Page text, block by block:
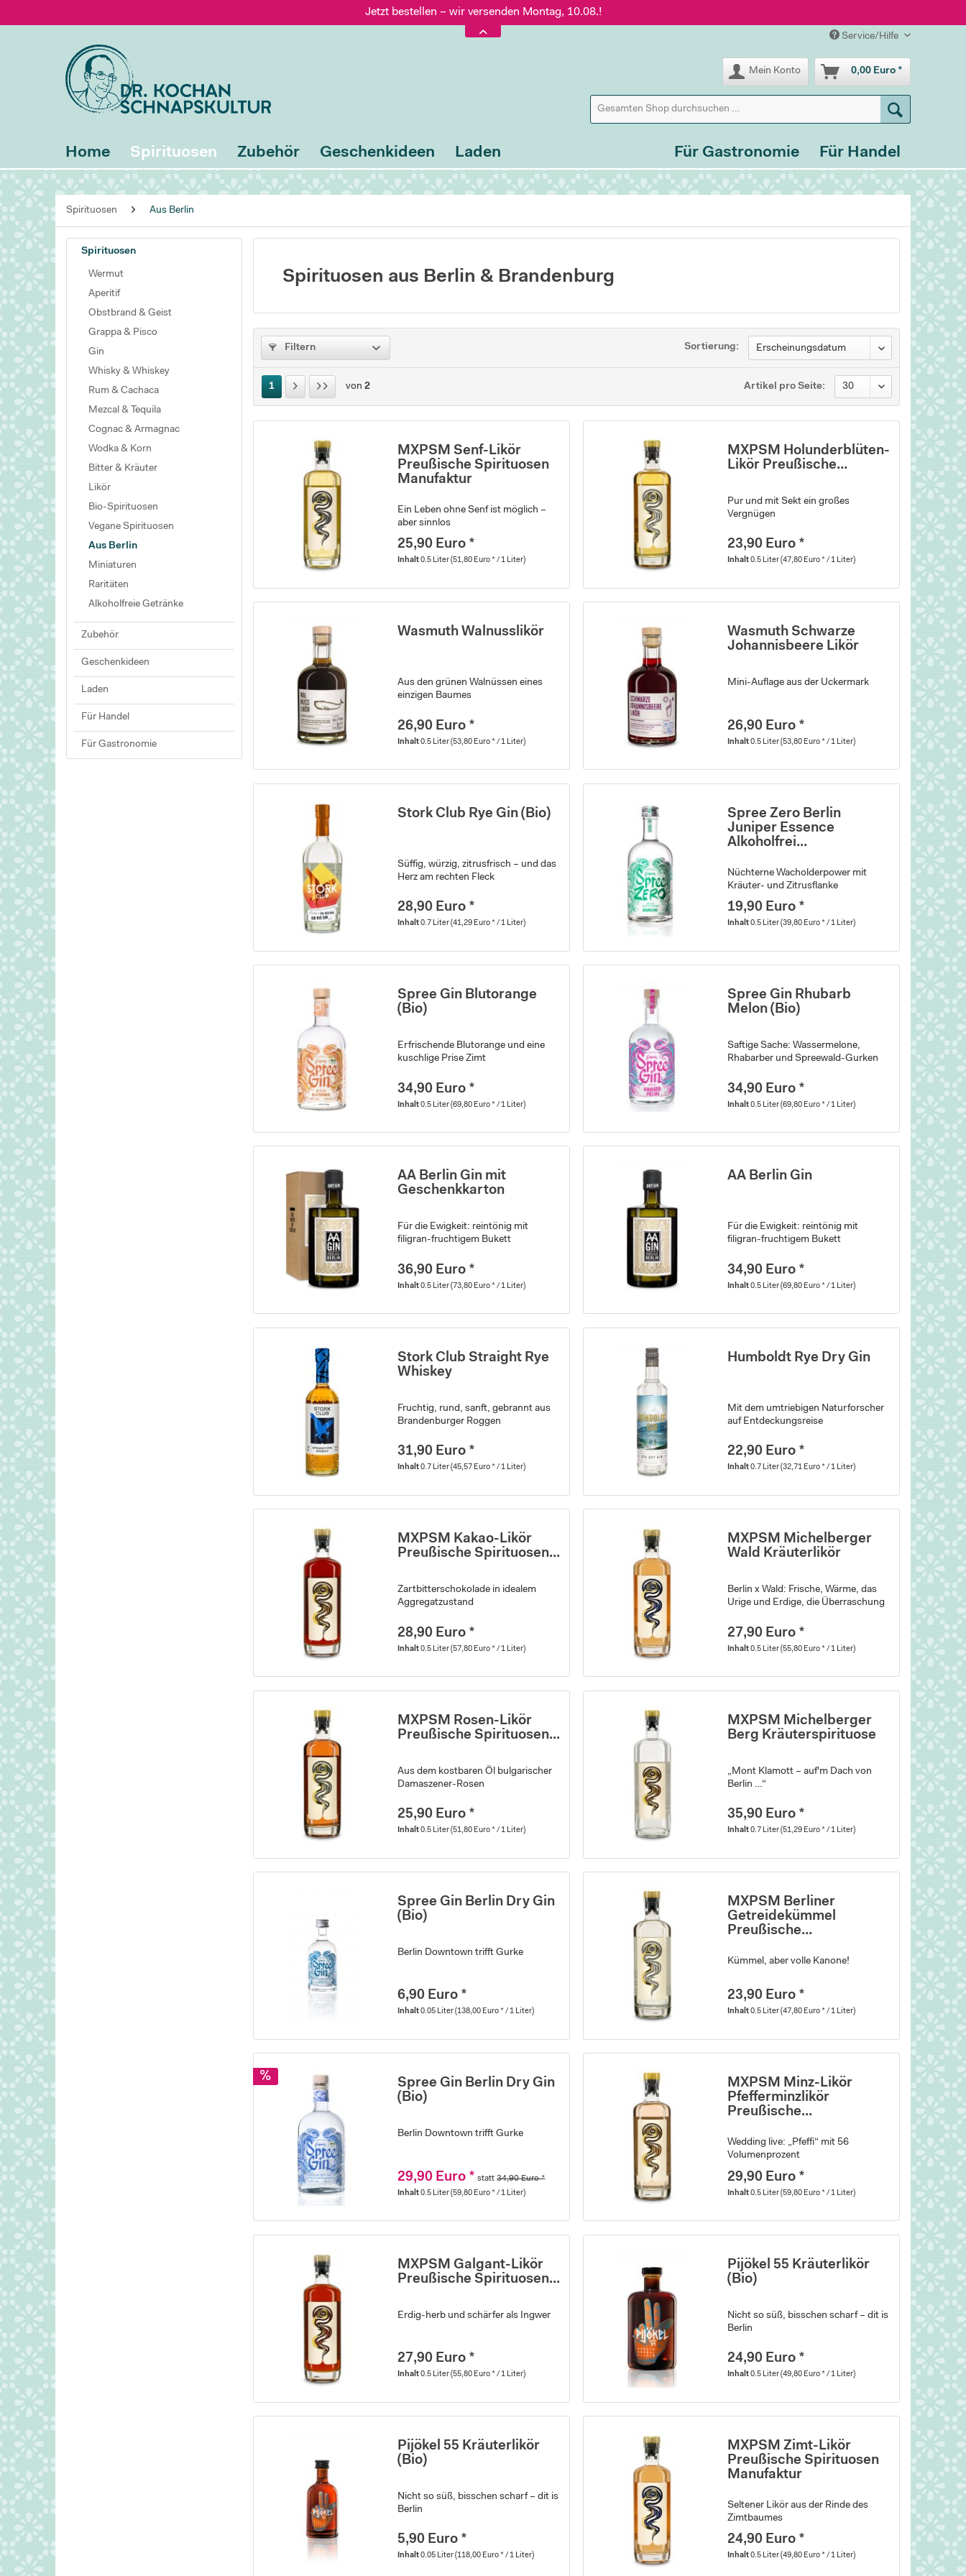
Jetzt bestellen – wir versenden Montag, 10.08.!
Versand nur 5,60 €, gratis ab 95 € Warenwert
Jetzt bestellen – wir versenden Montag, 10.08.!
Service/Hilfe
Mein Konto 0,00 Euro *
Home Spirituosen Zubehör Geschenkideen Laden Für Handel
Für Gastronomie
Spirituosen Aus Berlin
Spirituosen
Wermut
Aperitif
Obstbrand & Geist
Grappa & Pisco
Gin
Whisky & Whiskey
Rum & Cachaca
Mezcal & Tequila
Cognac & Armagnac
Wodka & Korn
Bitter & Kräuter
Likör
Bio-Spirituosen
Vegane Spirituosen
Aus Berlin
Miniaturen
Raritäten
Alkoholfreie Getränke
Zubehör
Geschenkideen
Laden
Für Handel
Für Gastronomie
Spirituosen aus Berlin & Brandenburg
Filtern Sortierung:
1 von 2 Artikel pro Seite:
MXPSM Senf-Likör
Preußische Spirituosen
Manufaktur
Ein Leben ohne Senf ist möglich –
aber sinnlos
25,90 Euro *
Inhalt0.5 Liter(51,80 Euro * / 1 Liter)
MXPSM Holunderblüten-
Likör Preußische...
Pur und mit Sekt ein großes
Vergnügen
23,90 Euro *
Inhalt0.5 Liter(47,80 Euro * / 1 Liter)
Wasmuth Walnusslikör
Aus den grünen Walnüssen eines
einzigen Baumes
26,90 Euro *
Inhalt0.5 Liter(53,80 Euro * / 1 Liter)
Wasmuth Schwarze
Johannisbeere Likör
Mini-Auflage aus der Uckermark
26,90 Euro *
Inhalt0.5 Liter(53,80 Euro * / 1 Liter)
Stork Club Rye Gin (Bio)
Süffig, würzig, zitrusfrisch – und das
Herz am rechten Fleck
28,90 Euro *
Inhalt0.7 Liter(41,29 Euro * / 1 Liter)
Spree Zero Berlin
Juniper Essence
Alkoholfrei...
Nüchterne Wacholderpower mit
Kräuter- und Zitrusflanke
19,90 Euro *
Inhalt0.5 Liter(39,80 Euro * / 1 Liter)
Spree Gin Blutorange
(Bio)
Erfrischende Blutorange und eine
kuschlige Prise Zimt
34,90 Euro *
Inhalt0.5 Liter(69,80 Euro * / 1 Liter)
Spree Gin Rhubarb
Melon (Bio)
Saftige Sache: Wassermelone,
Rhabarber und Spreewald-Gurken
34,90 Euro *
Inhalt0.5 Liter(69,80 Euro * / 1 Liter)
AA Berlin Gin mit
Geschenkkarton
Für die Ewigkeit: reintönig mit
filigran-fruchtigem Bukett
36,90 Euro *
Inhalt0.5 Liter(73,80 Euro * / 1 Liter)
AA Berlin Gin
Für die Ewigkeit: reintönig mit
filigran-fruchtigem Bukett
34,90 Euro *
Inhalt0.5 Liter(69,80 Euro * / 1 Liter)
Stork Club Straight Rye
Whiskey
Fruchtig, rund, sanft, gebrannt aus
Brandenburger Roggen
31,90 Euro *
Inhalt0.7 Liter(45,57 Euro * / 1 Liter)
Humboldt Rye Dry Gin
Mit dem umtriebigen Naturforscher
auf Entdeckungsreise
22,90 Euro *
Inhalt0.7 Liter(32,71 Euro * / 1 Liter)
MXPSM Kakao-Likör
Preußische Spirituosen...
Zartbitterschokolade in idealem
Aggregatzustand
28,90 Euro *
Inhalt0.5 Liter(57,80 Euro * / 1 Liter)
MXPSM Michelberger
Wald Kräuterlikör
Berlin x Wald: Frische, Wärme, das
Urige und Erdige, die Überraschung
27,90 Euro *
Inhalt0.5 Liter(55,80 Euro * / 1 Liter)
MXPSM Rosen-Likör
Preußische Spirituosen...
Aus dem kostbaren Öl bulgarischer
Damaszener-Rosen
25,90 Euro *
Inhalt0.5 Liter(51,80 Euro * / 1 Liter)
MXPSM Michelberger
Berg Kräuterspirituose
„Mont Klamott – auf'm Dach von
Berlin …“
35,90 Euro *
Inhalt0.7 Liter(51,29 Euro * / 1 Liter)
Spree Gin Berlin Dry Gin
(Bio)
Berlin Downtown trifft Gurke
6,90 Euro *
Inhalt0.05 Liter(138,00 Euro * / 1 Liter)
MXPSM Berliner
Getreidekümmel
Preußische...
Kümmel, aber volle Kanone!
23,90 Euro *
Inhalt0.5 Liter(47,80 Euro * / 1 Liter)
Spree Gin Berlin Dry Gin
(Bio)
Berlin Downtown trifft Gurke
29,90 Euro * statt34,90 Euro *
Inhalt0.5 Liter(59,80 Euro * / 1 Liter)
MXPSM Minz-Likör
Pfefferminzlikör
Preußische...
Wedding live: „Pfeffi“ mit 56
Volumenprozent
29,90 Euro *
Inhalt0.5 Liter(59,80 Euro * / 1 Liter)
MXPSM Galgant-Likör
Preußische Spirituosen...
Erdig-herb und schärfer als Ingwer
27,90 Euro *
Inhalt0.5 Liter(55,80 Euro * / 1 Liter)
Pijökel 55 Kräuterlikör
(Bio)
Nicht so süß, bisschen scharf – dit is
Berlin
24,90 Euro *
Inhalt0.5 Liter(49,80 Euro * / 1 Liter)
Pijökel 55 Kräuterlikör
(Bio)
Nicht so süß, bisschen scharf – dit is
Berlin
5,90 Euro *
Inhalt0.05 Liter(118,00 Euro * / 1 Liter)
MXPSM Zimt-Likör
Preußische Spirituosen
Manufaktur
Seltener Likör aus der Rinde des
Zimtbaumes
24,90 Euro *
Inhalt0.5 Liter(49,80 Euro * / 1 Liter)